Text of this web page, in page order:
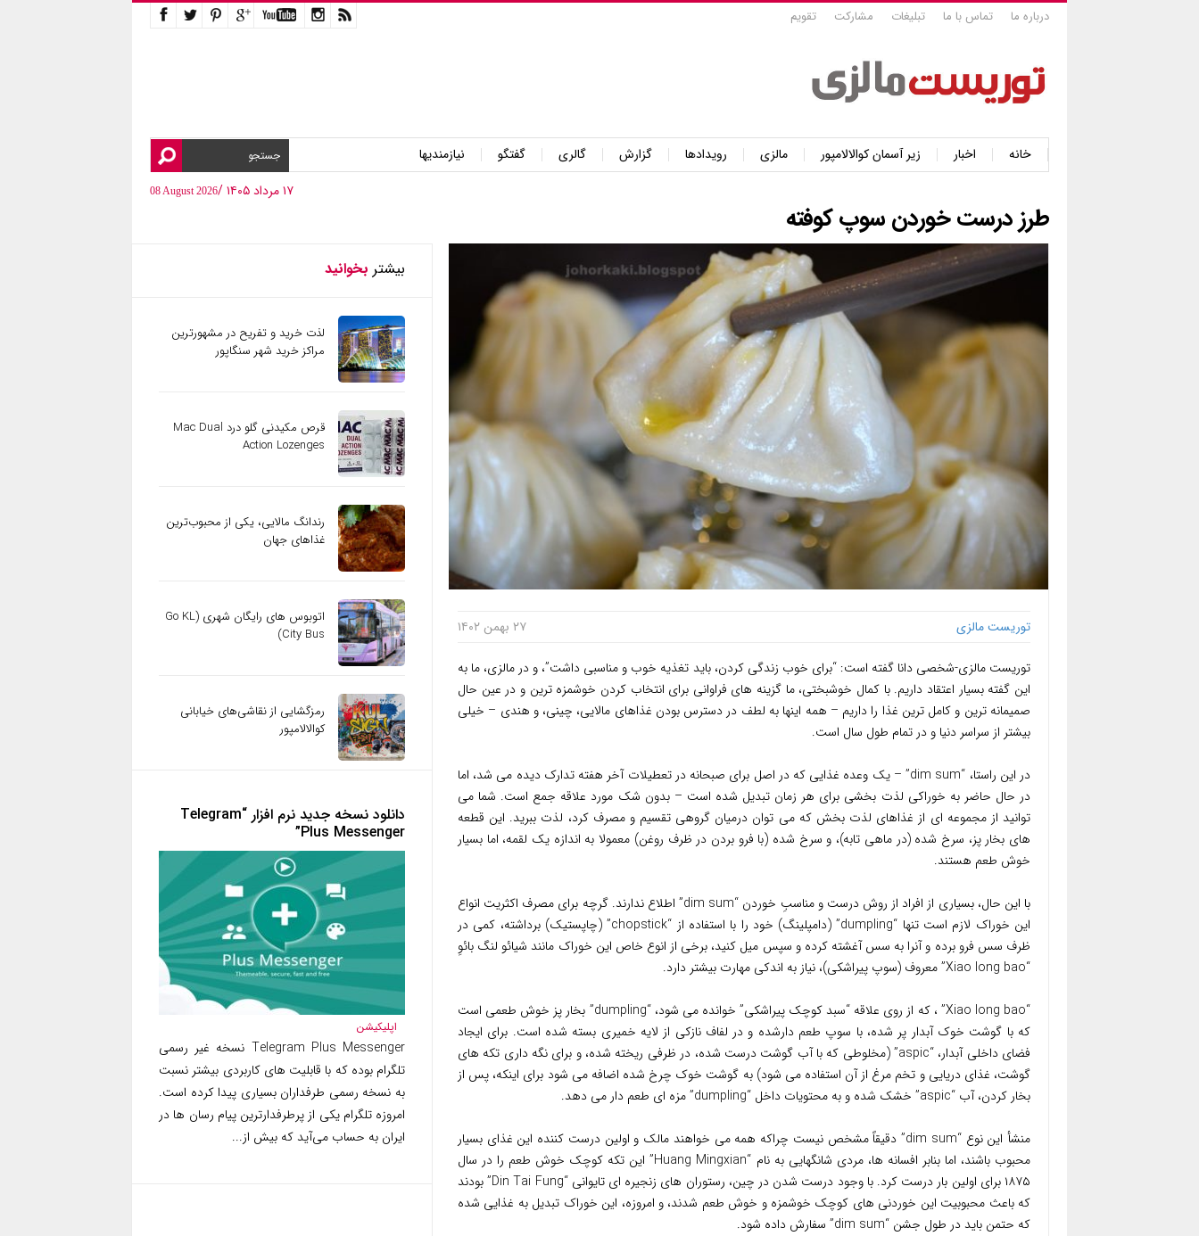
درباره ما تماس با ما تبلیغات مشارکت تقویم
خانه اخبار زیر آسمان کوالالامپور مالزی رویدادها گزارش گالری گفتگو
نیازمندیها
۱۷ مرداد ۱۴۰۵ /
08 August 2026
طرز درست خوردن سوپ کوفته
توریست مالزی ۲۷ بهمن ۱۴۰۲
توریست مالزی-شخصی دانا گفته است: “برای خوب زندگی کردن، باید تغذیه خوب و مناسبی داشت”، و در مالزی، ما به
این گفته بسیار اعتقاد داریم. با کمال خوشبختی، ما گزینه های فراوانی برای انتخاب کردن خوشمزه ترین و در عین حال
صمیمانه ترین و کامل ترین غذا را داریم – همه اینها به لطف در دسترس بودن غذاهای مالایی، چینی، و هندی – خیلی
بیشتر از سراسر دنیا و در تمام طول سال است.
در این راستا، “dim sum” – یک وعده غذایی که در اصل برای صبحانه در تعطیلات آخر هفته تدارک دیده می شد، اما
در حال حاضر به خوراکی لذت بخشی برای هر زمان تبدیل شده است – بدون شک مورد علاقه جمع است. شما می
توانید از مجموعه ای از غذاهای لذت بخش که می توان درمیان گروهی تقسیم و مصرف کرد، لذت ببرید. این قطعه
های بخار پز، سرخ شده (در ماهی تابه)، و سرخ شده (با فرو بردن در ظرف روغن) معمولا به اندازه یک لقمه، اما بسیار
خوش طعم هستند.
با این حال، بسیاری از افراد از روش درست و مناسبِ خوردن “dim sum” اطلاع ندارند. گرچه برای مصرف اکثریت انواع
این خوراک لازم است تنها “dumpling” (دامپلینگ) خود را با استفاده از “chopstick” (چاپستیک) برداشته، کمی در
ظرف سس فرو برده و آنرا به سس آغشته کرده و سپس میل کنید، برخی از انوع خاص این خوراک مانند شیائو لنگ بائوِ
“Xiao long bao” معروف (سوپ پیراشکی)، نیاز به اندکی مهارت بیشتر دارد.
“Xiao long bao” ، که از روی علاقه “سبد کوچک پیراشکی” خوانده می شود، “dumpling” بخار پز خوش طعمی است
که با گوشت خوک آبدار پر شده، با سوپ طعم دارشده و در لفاف نازکی از لایه خمیری بسته شده است. برای ایجاد
فضای داخلی آبدار، “aspic” (مخلوطی که با آب گوشت درست شده، در ظرفی ریخته شده، و برای نگه داری تکه های
گوشت، غذای دریایی و تخم مرغ از آن استفاده می شود) به گوشت خوک چرخ شده اضافه می شود برای اینکه، پس از
بخار کردن، آب “aspic” خشک شده و به محتویات داخل “dumpling” مزه ای طعم دار می دهد.
منشأ این نوع “dim sum” دقیقاً مشخص نیست چراکه همه می خواهند مالک و اولین درست کننده این غذای بسیار
محبوب باشند، اما بنابر افسانه ها، مردی شانگهایی به نام “Huang Mingxian” این تکه کوچک خوش طعم را در سال
۱۸۷۵ برای اولین بار درست کرد. با وجود درست شدن در چین، رستوران های زنجیره ای تایوانی “Din Tai Fung” بودند
که باعث محبوبیت این خوردنی های کوچک خوشمزه و خوش طعم شدند، و امروزه، این خوراک تبدیل به غذایی شده
که حتمن باید در طول جشن “dim sum” سفارش داده شود.
بیشتر بخوانید
لذت خرید و تفریح در مشهورترین
مراکز خرید شهر سنگاپور
قرص مکیدنی گلو درد Mac Dual
Action Lozenges
رندانگ مالایی، یکی از محبوب‌ترین
غذاهای جهان
اتوبوس های رایگان شهری (Go KL
City Bus)
رمزگشایی از نقاشی‌های خیابانی
کوالالامپور
دانلود نسخه جدید نرم افزار “Telegram
Plus Messenger”
اپلیکیشن
Telegram Plus Messenger نسخه غیر رسمی
تلگرام بوده که با قابلیت های کاربردی بیشتر نسبت
به نسخه رسمی طرفداران بسیاری پیدا کرده است.
امروزه تلگرام یکی از پرطرفدارترین پیام رسان ها در
ایران به حساب می‌آید که بیش از...